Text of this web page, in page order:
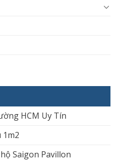
HCM Uy Tín
1m2
Saigon Pavillon